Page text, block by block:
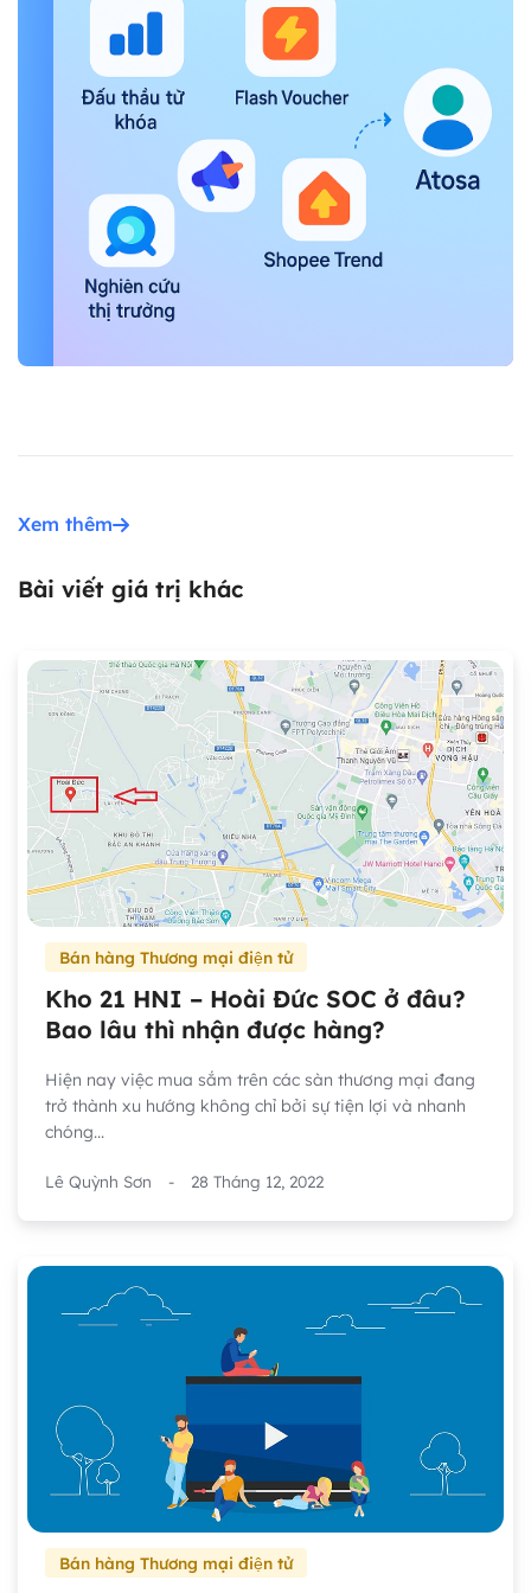
Bài viết giá trị khác
Xem thêm
Bán hàng Thương mại điện tử
Kho 21 HNI – Hoài Đức SOC ở đâu?
Bao lâu thì nhận được hàng?
Hiện nay việc mua sắm trên các sàn thương mại đang
trở thành xu hướng không chỉ bởi sự tiện lợi và nhanh
chóng...
Lê Quỳnh Sơn - 28 Tháng 12, 2022
Bán hàng Thương mại điện tử